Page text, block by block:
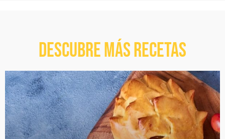
Descubre más recetas